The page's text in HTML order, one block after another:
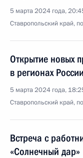
5 марта 2024 года,
Ставропольский край,
Открытие новых
в регионах России
5 марта 2024 года,
Ставропольский край,
Встреча с
«Солнечный дар»